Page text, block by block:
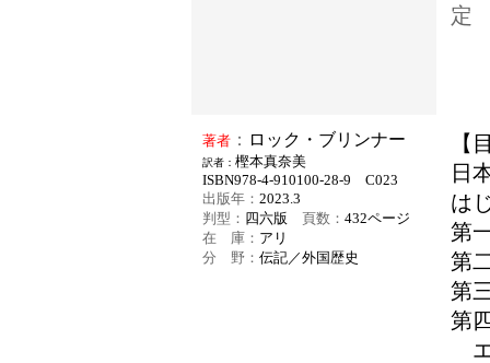
定
著者 ： ロック・ブリンナー
訳者： 樫本真奈美
ISBN978-4-910100-28-9 C023
出版年： 2023.3
判型： 四六版 頁数： 432ページ
在 庫： アリ
分 野： 伝記／外国歴史
【
日
は
第
第
第
第